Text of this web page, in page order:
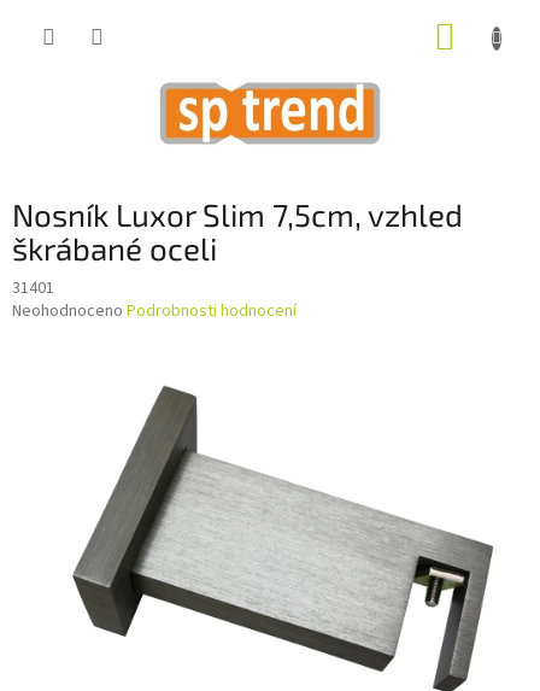
Nosník Luxor Slim 7,5cm, vzhled
škrábané oceli
31401
Průměrné
Neohodnoceno Podrobnosti hodnocení